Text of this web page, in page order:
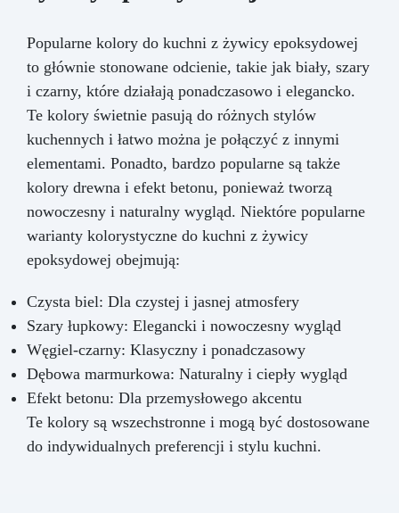
Popularne kolory do kuchni z żywicy epoksydowej
to głównie stonowane odcienie, takie jak biały, szary
i czarny, które działają ponadczasowo i elegancko.
Te kolory świetnie pasują do różnych stylów
kuchennych i łatwo można je połączyć z innymi
elementami. Ponadto, bardzo popularne są także
kolory drewna i efekt betonu, ponieważ tworzą
nowoczesny i naturalny wygląd. Niektóre popularne
warianty kolorystyczne do kuchni z żywicy
epoksydowej obejmują:
Czysta biel: Dla czystej i jasnej atmosfery
Szary łupkowy: Elegancki i nowoczesny wygląd
Węgiel-czarny: Klasyczny i ponadczasowy
Dębowa marmurkowa: Naturalny i ciepły wygląd
Efekt betonu: Dla przemysłowego akcentu
Te kolory są wszechstronne i mogą być dostosowane
do indywidualnych preferencji i stylu kuchni.